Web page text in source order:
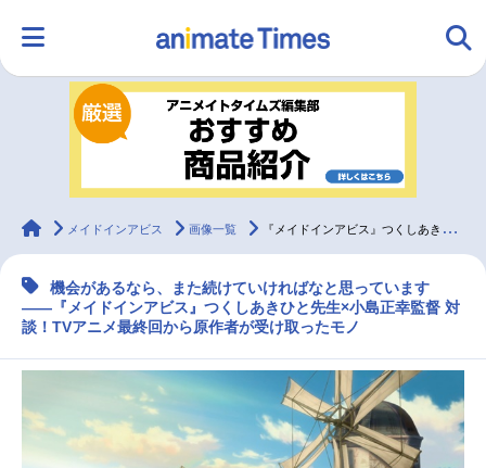
ランキング アニメ
ラジオ みんなの声
マンガ・ラノベ ゲーム・アプリ 音楽 コスプレ
配信・Vtuber トレンド 無料マンガ
最新記事一覧
animateTimes
メイドインアビス 画像一覧 『メイドインアビス』つくしあきひと先生×小島正幸監督対談！ TVアニメ最終回から原作者が受け取ったモノ
機会があるなら、また続けていければなと思っています
――『メイドインアビス』つくしあきひと先生×小島正幸監督 対
談！TVアニメ最終回から原作者が受け取ったモノ